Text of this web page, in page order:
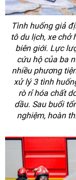
Tình huống giả
tô du lịch, xe chở
biên giới. Lực
cứu hộ của ba
nhiều phương
xử lý 3 tình
rò rỉ hóa chất
dầu. Sau buổi
nghiệm, hoàn